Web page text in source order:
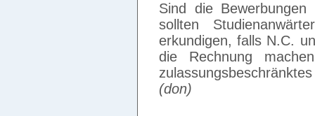
Sind die
sollten
erkundigen, falls N.C.
die Rechnung
(don)